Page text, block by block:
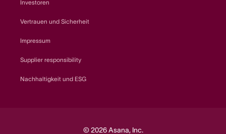
Investoren
Vertrauen und Sicherheit
Impressum
Supplier responsibility
Nachhaltigkeit und ESG
© 2026 Asana, Inc.